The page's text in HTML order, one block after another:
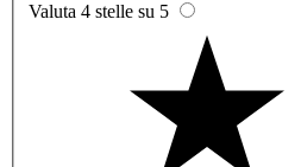
Valuta 4 stelle su 5